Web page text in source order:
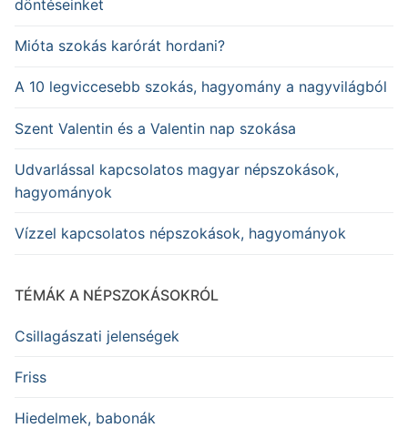
döntéseinket
Mióta szokás karórát hordani?
A 10 legviccesebb szokás, hagyomány a nagyvilágból
Szent Valentin és a Valentin nap szokása
Udvarlással kapcsolatos magyar népszokások,
hagyományok
Vízzel kapcsolatos népszokások, hagyományok
TÉMÁK A NÉPSZOKÁSOKRÓL
Csillagászati jelenségek
Friss
Hiedelmek, babonák